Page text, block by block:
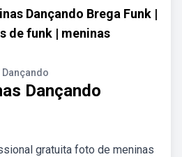
Dançando Brega Funk |
de funk | meninas
Dançando
Dançando
gratuita foto de meninas